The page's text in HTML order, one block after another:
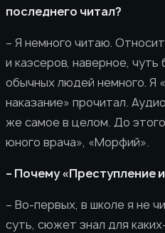
последнего читал?
– Я немного читаю.
и каэсеров, наверное,
обычных людей немного. Я
наказание» прочитал.
же самое в целом. До
юного врача», «Морфий».
– Почему «Преступление
– Во-первых, в школе я не
суть, сюжет знал для